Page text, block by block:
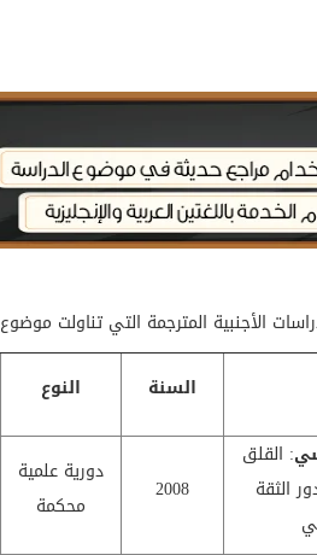
الأجنبية المترجمة التي تناولت موضوع
السنة النوع
: القلق
الثقة
2008
دورية علمية
محكمة